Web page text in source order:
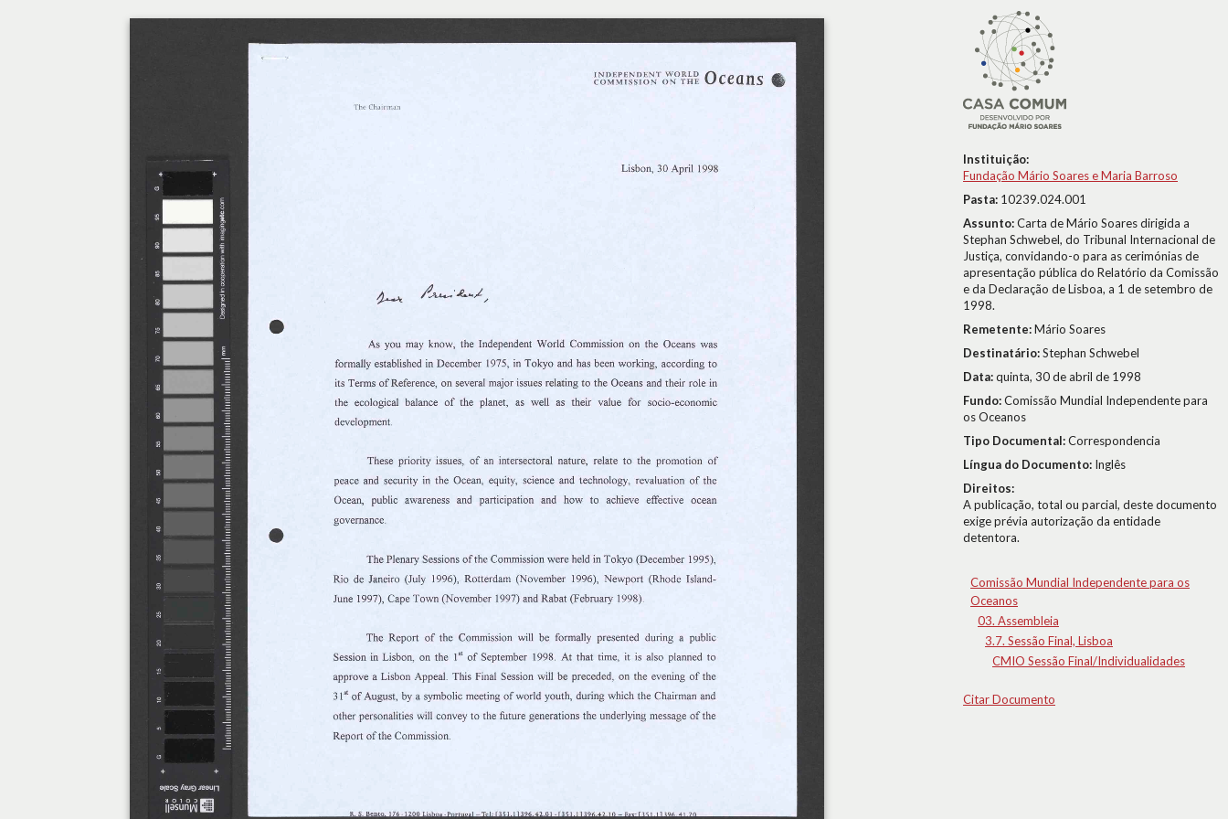
Instituição:
Fundação Mário Soares e Maria Barroso
Pasta: 10239.024.001
Assunto:Carta de Mário Soares dirigida a
Stephan Schwebel, do Tribunal Internacional de
Justiça, convidando-o para as cerimónias de
apresentação pública do Relatório da Comissão
e da Declaração de Lisboa, a 1 de setembro de
1998.
Remetente:Mário Soares
Destinatário:Stephan Schwebel
Data:quinta, 30 de abril de 1998
Fundo:Comissão Mundial Independente para
os Oceanos
Tipo Documental:Correspondencia
Língua do Documento: Inglês
Direitos:
A publicação, total ou parcial, deste documento
exige prévia autorização da entidade
detentora.
Comissão Mundial Independente para os
Oceanos
03. Assembleia
3.7. Sessão Final, Lisboa
CMIO Sessão Final/Individualidades
Citar Documento